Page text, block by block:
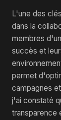
L'une des
dans la
membres
succès et
permet
campagnes
j'ai constaté
transparence